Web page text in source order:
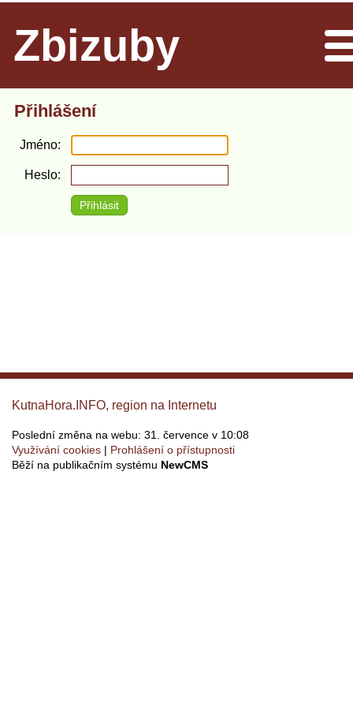
Zbizuby
Přihlášení
Jméno
Heslo
KutnaHora.INFO, region na Internetu
Poslední změna na webu: 31. července v 10:08
Využívání cookies
Prohlášení o přístupnosti
Běží na publikačním systému NewCMS